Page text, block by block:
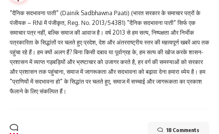
"दैनिक सदभावना पाती" (Dainik Sadbhawna Paati) (भारत सरकार के समाचार पत्रों के
पंजीयक – RNI में पंजीकृत, Reg. No. 2013/54381) "दैनिक सदभावना पाती" सिर्फ एक
समाचार पत्र नहीं, बल्कि समाज की आवाज है। वर्ष 2013 से हम सत्य, निष्पक्षता और निर्भीक
पत्रकारिता के सिद्धांतों पर चलते हुए प्रदेश, देश और अंतरराष्ट्रीय स्तर की महत्वपूर्ण खबरें आप तक
पहुंचा रहे हैं। हम क्यों अलग हैं? बिना किसी दबाव या पूर्वाग्रह के, हम सत्य की खोज करके शासन-
प्रशासन में व्याप्त गड़बड़ियों और भ्रष्टाचार को उजागर करते है, हर वर्ग की समस्याओं को सरकार
और प्रशासन तक पहुंचाना, समाज में जागरूकता और सदभावना को बढ़ावा देना हमारा ध्येय है। हम
"प्राणियों में सदभावना हो" के सिद्धांत पर चलते हुए, समाज में सच्चाई और जागरूकता का प्रकाश
फैलाने के लिए संकल्पित हैं।
18 Comments